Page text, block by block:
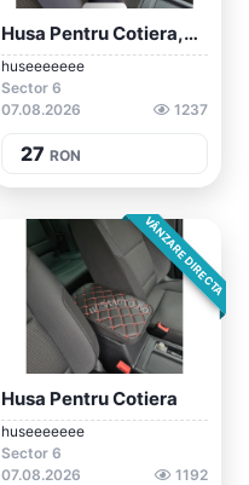
Husa Pentru Cotiera,universala
huseeeeeee
Sector 6
07.08.2026
1237
27 RON
VÂNZARE DIRECTA
Husa Pentru Cotiera
huseeeeeee
Sector 6
07.08.2026
1192